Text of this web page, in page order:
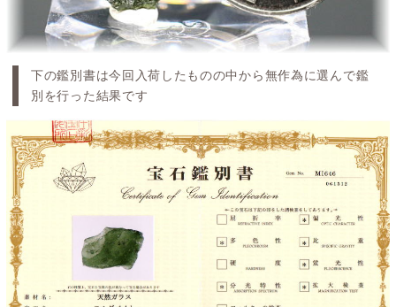
下の鑑別書は今回入荷したものの中から無作為に選んで鑑
別を行った結果です